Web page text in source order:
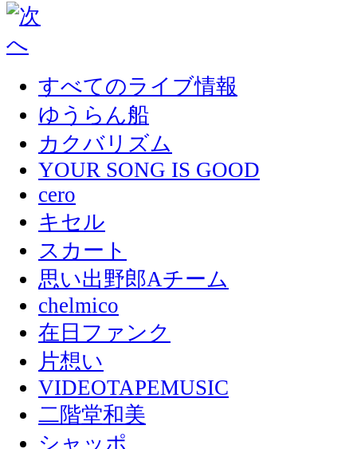
すべてのライブ情報
ゆうらん船
カクバリズム
YOUR SONG IS GOOD
cero
キセル
スカート
思い出野郎Aチーム
chelmico
在日ファンク
片想い
VIDEOTAPEMUSIC
二階堂和美
シャッポ